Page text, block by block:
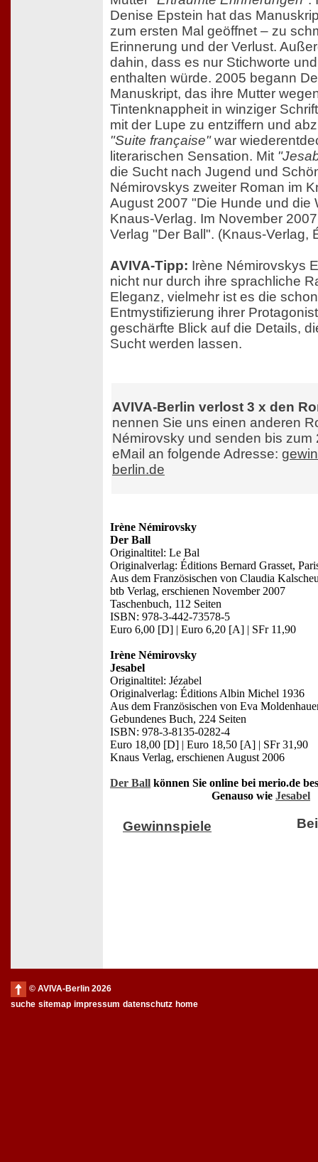
Denise Epstein hat das
zum ersten Mal geöffnet – zu
Erinnerung und der Verlust.
dahin, dass es nur Stichworte
enthalten würde. 2005 begann
Manuskript, das ihre Mutter
Tintenknappheit in winziger
mit der Lupe zu entziffern und
"Suite française"war
literarischen Sensation. Mit
die Sucht nach Jugend und
Némirovskys zweiter Roman im
August 2007 "Die Hunde und die
Knaus-Verlag. Im November
Verlag "Der Ball". (Knaus-Verlag,
AVIVA-Tipp: Irène Némirovskys
nicht nur durch ihre sprachliche
Eleganz, vielmehr ist es die
Entmystifizierung ihrer
geschärfte Blick auf die Details,
Sucht werden lassen.
AVIVA-Berlin verlost 3 x den
nennen Sie uns einen anderen
Némirovsky und senden bis zum
eMail an folgende Adresse:
berlin.de
Irène Némirovsky
Der Ball
Originaltitel: Le Bal
Originalverlag: Éditions Bernard Grasset,
Aus dem Französischen von Claudia
btb Verlag, erschienen November 2007
Taschenbuch, 112 Seiten
ISBN: 978-3-442-73578-5
Euro 6,00 [D] | Euro 6,20 [A] | SFr 11,90
Irène Némirovsky
Jesabel
Originaltitel: Jézabel
Originalverlag: Éditions Albin Michel 1936
Aus dem Französischen von Eva
Gebundenes Buch, 224 Seiten
ISBN: 978-3-8135-0282-4
Euro 18,00 [D] | Euro 18,50 [A] | SFr 31,90
Knaus Verlag, erschienen August 2006
Der Ball können Sie online bei merio.de
Genauso wie Jesabel
Gewinnspiele
© AVIVA-Berlin 2026
suche sitemap impressum datenschutz home